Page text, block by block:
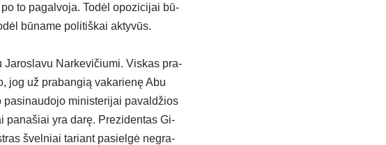
to pa­gal­vo­ja. To­dėl opo­zi­ci­jai bū­
bū­na­me po­li­tiš­kai ak­ty­vūs.
Ja­ros­la­vu Nar­ke­vi­čiu­mi. Vis­kas pra­
jog už pra­ban­gią va­ka­rie­nę Abu
pa­si­nau­do­jo mi­nis­te­ri­jai pa­val­džios
pa­na­šiai yra da­rę. Pre­zi­den­tas Gi­
švel­niai ta­riant pa­siel­gė ne­gra­